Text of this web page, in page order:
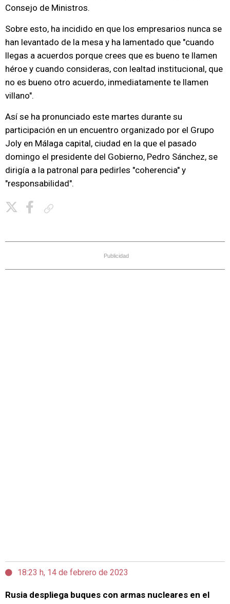
Consejo de Ministros.
Sobre esto, ha incidido en que los empresarios nunca se
han levantado de la mesa y ha lamentado que "cuando
llegas a acuerdos porque crees que es bueno te llamen
héroe y cuando consideras, con lealtad institucional, que
no es bueno otro acuerdo, inmediatamente te llamen
villano".
Así se ha pronunciado este martes durante su
participación en un encuentro organizado por el Grupo
Joly en Málaga capital, ciudad en la que el pasado
domingo el presidente del Gobierno, Pedro Sánchez, se
dirigía a la patronal para pedirles "coherencia" y
"responsabilidad".
Publicidad
18:23 h, 14 de febrero de 2023
Rusia despliega buques con armas nucleares en el